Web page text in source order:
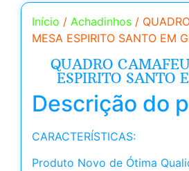
Início / Achadinhos /
MESA ESPIRITO SANTO EM
QUADRO
ESPIRITO SANTO
Descrição do
CARACTERÍSTICAS:
Produto Novo de Ótima